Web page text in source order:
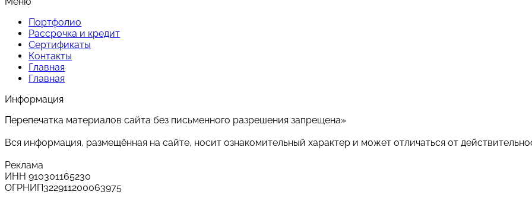
Портфолио
Рассрочка и кредит
Сертификаты
Контакты
Главная
Главная
Информация
Перепечатка материалов сайта без письменного разрешения запрещена»
Вся информация, размещённая на сайте, носит ознакомительный характер и может отличаться от
Реклама
ИНН 910301165230
ОГРНИП322911200063975